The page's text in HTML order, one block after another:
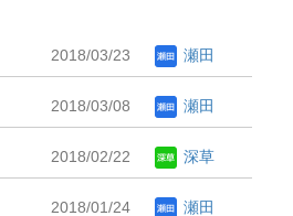
2018/03/23 瀬田
2018/03/08 瀬田
2018/02/22 深草
2018/01/24 瀬田